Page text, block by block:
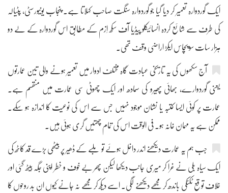
ایک گوردوارہ تعمیر کر دیا گیا جو گوردوارہ سنگت صاحب کہلاتا ہے۔ پنجاب یونیورسٹی، پٹیالہ
کی طرف سے شائع کردہ انسائیکلو پیڈیا آف سکھ اِزم کے مطابق اس گوردوارہ کے لے دو
ہزار سات سو پچاس ایکڑ اراضی وقف تھی۔
آج سکھوں کی یہ تاریخی عبادت گاہ مختلف ادوار میں تعمیر ہونے والی تین عمارتوں
یعنی گوردوارے، بھائی پھیرو کی سمادھ اور ایک چھوٹی سی عمارت میں منقسم ہے۔
عمارت پر کوئی ایسا کتبہ یا نشان موجود نہیں جس سے اس کی نوعیت کا اندازہ ہو سکے۔
ممکن ہے یہ مہمان خانہ ہو۔ فی الوقت اس کی تمام چھتیں گری ہوئی ہیں۔
جب ہم یہ عمارت دیکھنے اندر داخل ہوئے تو ملبے کے ڈھیر پر بیٹھی بڑے قد کاٹھ کی
ایک سیاہ بلی نے غرا کر میری جانب دیکھا لیکن پھر بے خوف و خطر اپنی جگہ بیٹھ گئی اور
خلاف توقع ٹکٹکی باندھ کر مجھے دیکھنے لگی۔ اسے دیکھ کر مجھے نہ جانے کیوں ان بد روحوں کا